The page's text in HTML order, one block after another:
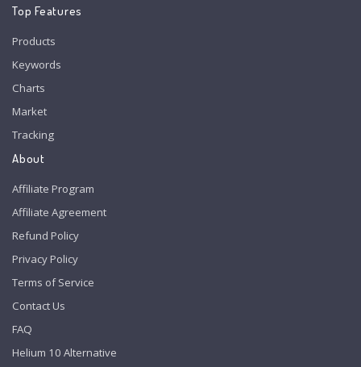
Top Features
Products
Keywords
Charts
Market
Tracking
About
Affiliate Program
Affiliate Agreement
Refund Policy
Privacy Policy
Terms of Service
Contact Us
FAQ
Helium 10 Alternative